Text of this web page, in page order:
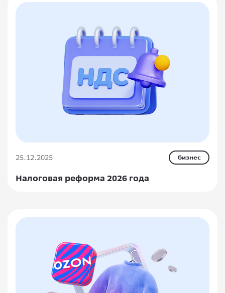
25.12.2025 бизнес
Налоговая реформа 2026 года